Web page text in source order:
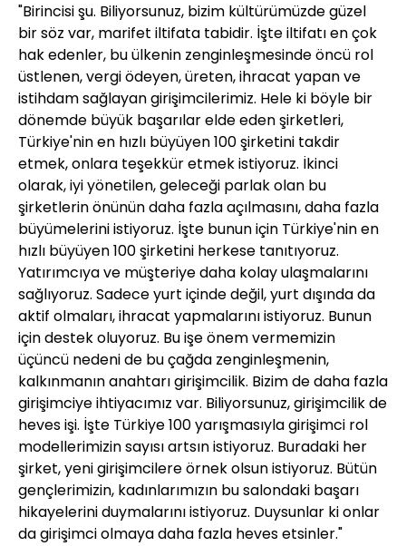
"Birincisi şu. Biliyorsunuz, bizim kültürümüzde güzel
bir söz var, marifet iltifata tabidir. İşte iltifatı en çok
hak edenler, bu ülkenin zenginleşmesinde öncü rol
üstlenen, vergi ödeyen, üreten, ihracat yapan ve
istihdam sağlayan girişimcilerimiz. Hele ki böyle bir
dönemde büyük başarılar elde eden şirketleri,
Türkiye'nin en hızlı büyüyen 100 şirketini takdir
etmek, onlara teşekkür etmek istiyoruz. İkinci
olarak, iyi yönetilen, geleceği parlak olan bu
şirketlerin önünün daha fazla açılmasını, daha fazla
büyümelerini istiyoruz. İşte bunun için Türkiye'nin en
hızlı büyüyen 100 şirketini herkese tanıtıyoruz.
Yatırımcıya ve müşteriye daha kolay ulaşmalarını
sağlıyoruz. Sadece yurt içinde değil, yurt dışında da
aktif olmaları, ihracat yapmalarını istiyoruz. Bunun
için destek oluyoruz. Bu işe önem vermemizin
üçüncü nedeni de bu çağda zenginleşmenin,
kalkınmanın anahtarı girişimcilik. Bizim de daha fazla
girişimciye ihtiyacımız var. Biliyorsunuz, girişimcilik de
heves işi. İşte Türkiye 100 yarışmasıyla girişimci rol
modellerimizin sayısı artsın istiyoruz. Buradaki her
şirket, yeni girişimcilere örnek olsun istiyoruz. Bütün
gençlerimizin, kadınlarımızın bu salondaki başarı
hikayelerini duymalarını istiyoruz. Duysunlar ki onlar
da girişimci olmaya daha fazla heves etsinler."